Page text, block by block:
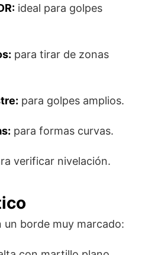
ideal para golpes
para tirar de zonas
para golpes amplios.
para formas curvas.
verificar nivelación.
un borde muy marcado: